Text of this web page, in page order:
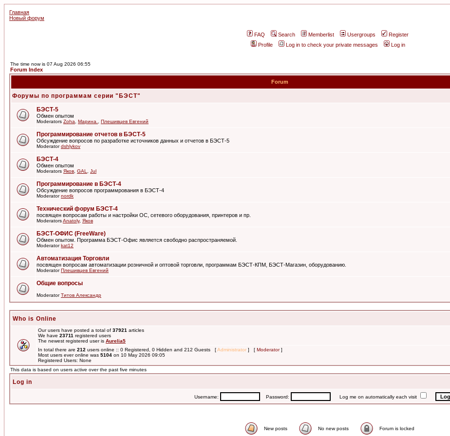
Главная
Новый форум
FAQ Search Memberlist Usergroups
Register
Profile
Log in to check your private messages Log in
The time now is 07 Aug 2026 06:55
Forum Index
Forum
Форумы по программам серии "БЭСТ"
БЭСТ-5
Обмен опытом
Moderators Zoha Марина. Плешивцев Евгений
Программирование отчетов в БЭСТ-5
Обсуждение вопросов по разработке источников данных и отчетов в БЭСТ-5
Moderatordshlykov
БЭСТ-4
Обмен опытом
Moderators Яков GAL Jul
Программирование в БЭСТ-4
Обсуждение вопросов программрования в БЭСТ-4
Moderatornordk
Технический форум БЭСТ-4
посвящен вопросам работы и настройки ОС, сетевого оборудования, принтеров и пр.
ModeratorsAnatoly, Яков
БЭСТ-ОФИС (FreeWare)
Обмен опытом. Программа БЭСТ-Офис является свободно распространяемой.
Moderatorkat12
Автоматизация Торговли
посвящен вопросам автоматизации розничной и оптовой торговли, программам БЭСТ-КПМ, БЭСТ-Магазин, оборудованию.
ModeratorПлешивцев Евгений
Общие вопросы
ModeratorТитов Александр
Who is Online
Our users have posted a total of 37921 articles
We have 23711 registered users
The newest registered user is Aurelia5
In total there are 212 users online :: 0 Registered, 0 Hidden and 212 Guests [Administrator ] [ Moderator]
Most users ever online was 5104 on 10 May 2026 09:05
Registered Users: None
This data is based on users active over the past five minutes
Log in
Username: Password: Log me on automatically each visit
New posts No new posts Forum is locked